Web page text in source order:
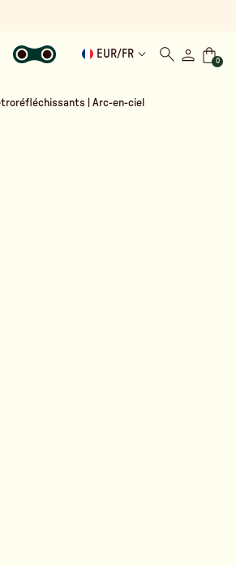
EUR/ FR
0
| Arc-en-ciel